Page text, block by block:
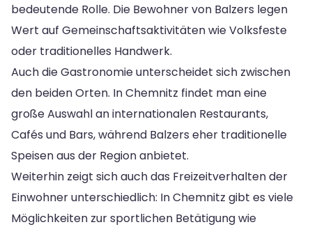
bedeutende Rolle. Die Bewohner von Balzers legen
Wert auf Gemeinschaftsaktivitäten wie Volksfeste
oder traditionelles Handwerk.
Auch die Gastronomie unterscheidet sich zwischen
den beiden Orten. In Chemnitz findet man eine
große Auswahl an internationalen Restaurants,
Cafés und Bars, während Balzers eher traditionelle
Speisen aus der Region anbietet.
Weiterhin zeigt sich auch das Freizeitverhalten der
Einwohner unterschiedlich: In Chemnitz gibt es viele
Möglichkeiten zur sportlichen Betätigung wie